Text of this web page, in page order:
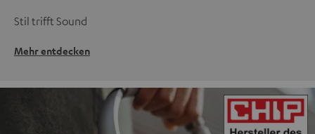
Stil trifft Sound
Mehr entdecken